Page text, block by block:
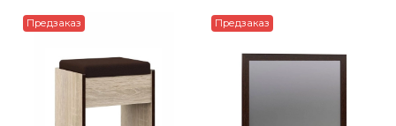
Предзаказ Предзаказ